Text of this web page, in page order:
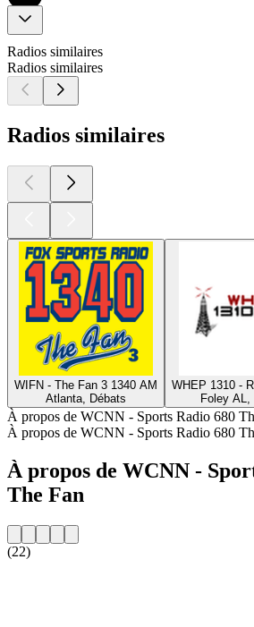
Radios similaires
Radios similaires
Radios similaires
WIFN - The Fan 3 1340 AM
Atlanta, Débats
WHEP 1310 -
Foley AL,
À propos de WCNN - Sports Radio 680
À propos de WCNN - Sports Radio 680
À propos de WCNN -
The Fan
(22)